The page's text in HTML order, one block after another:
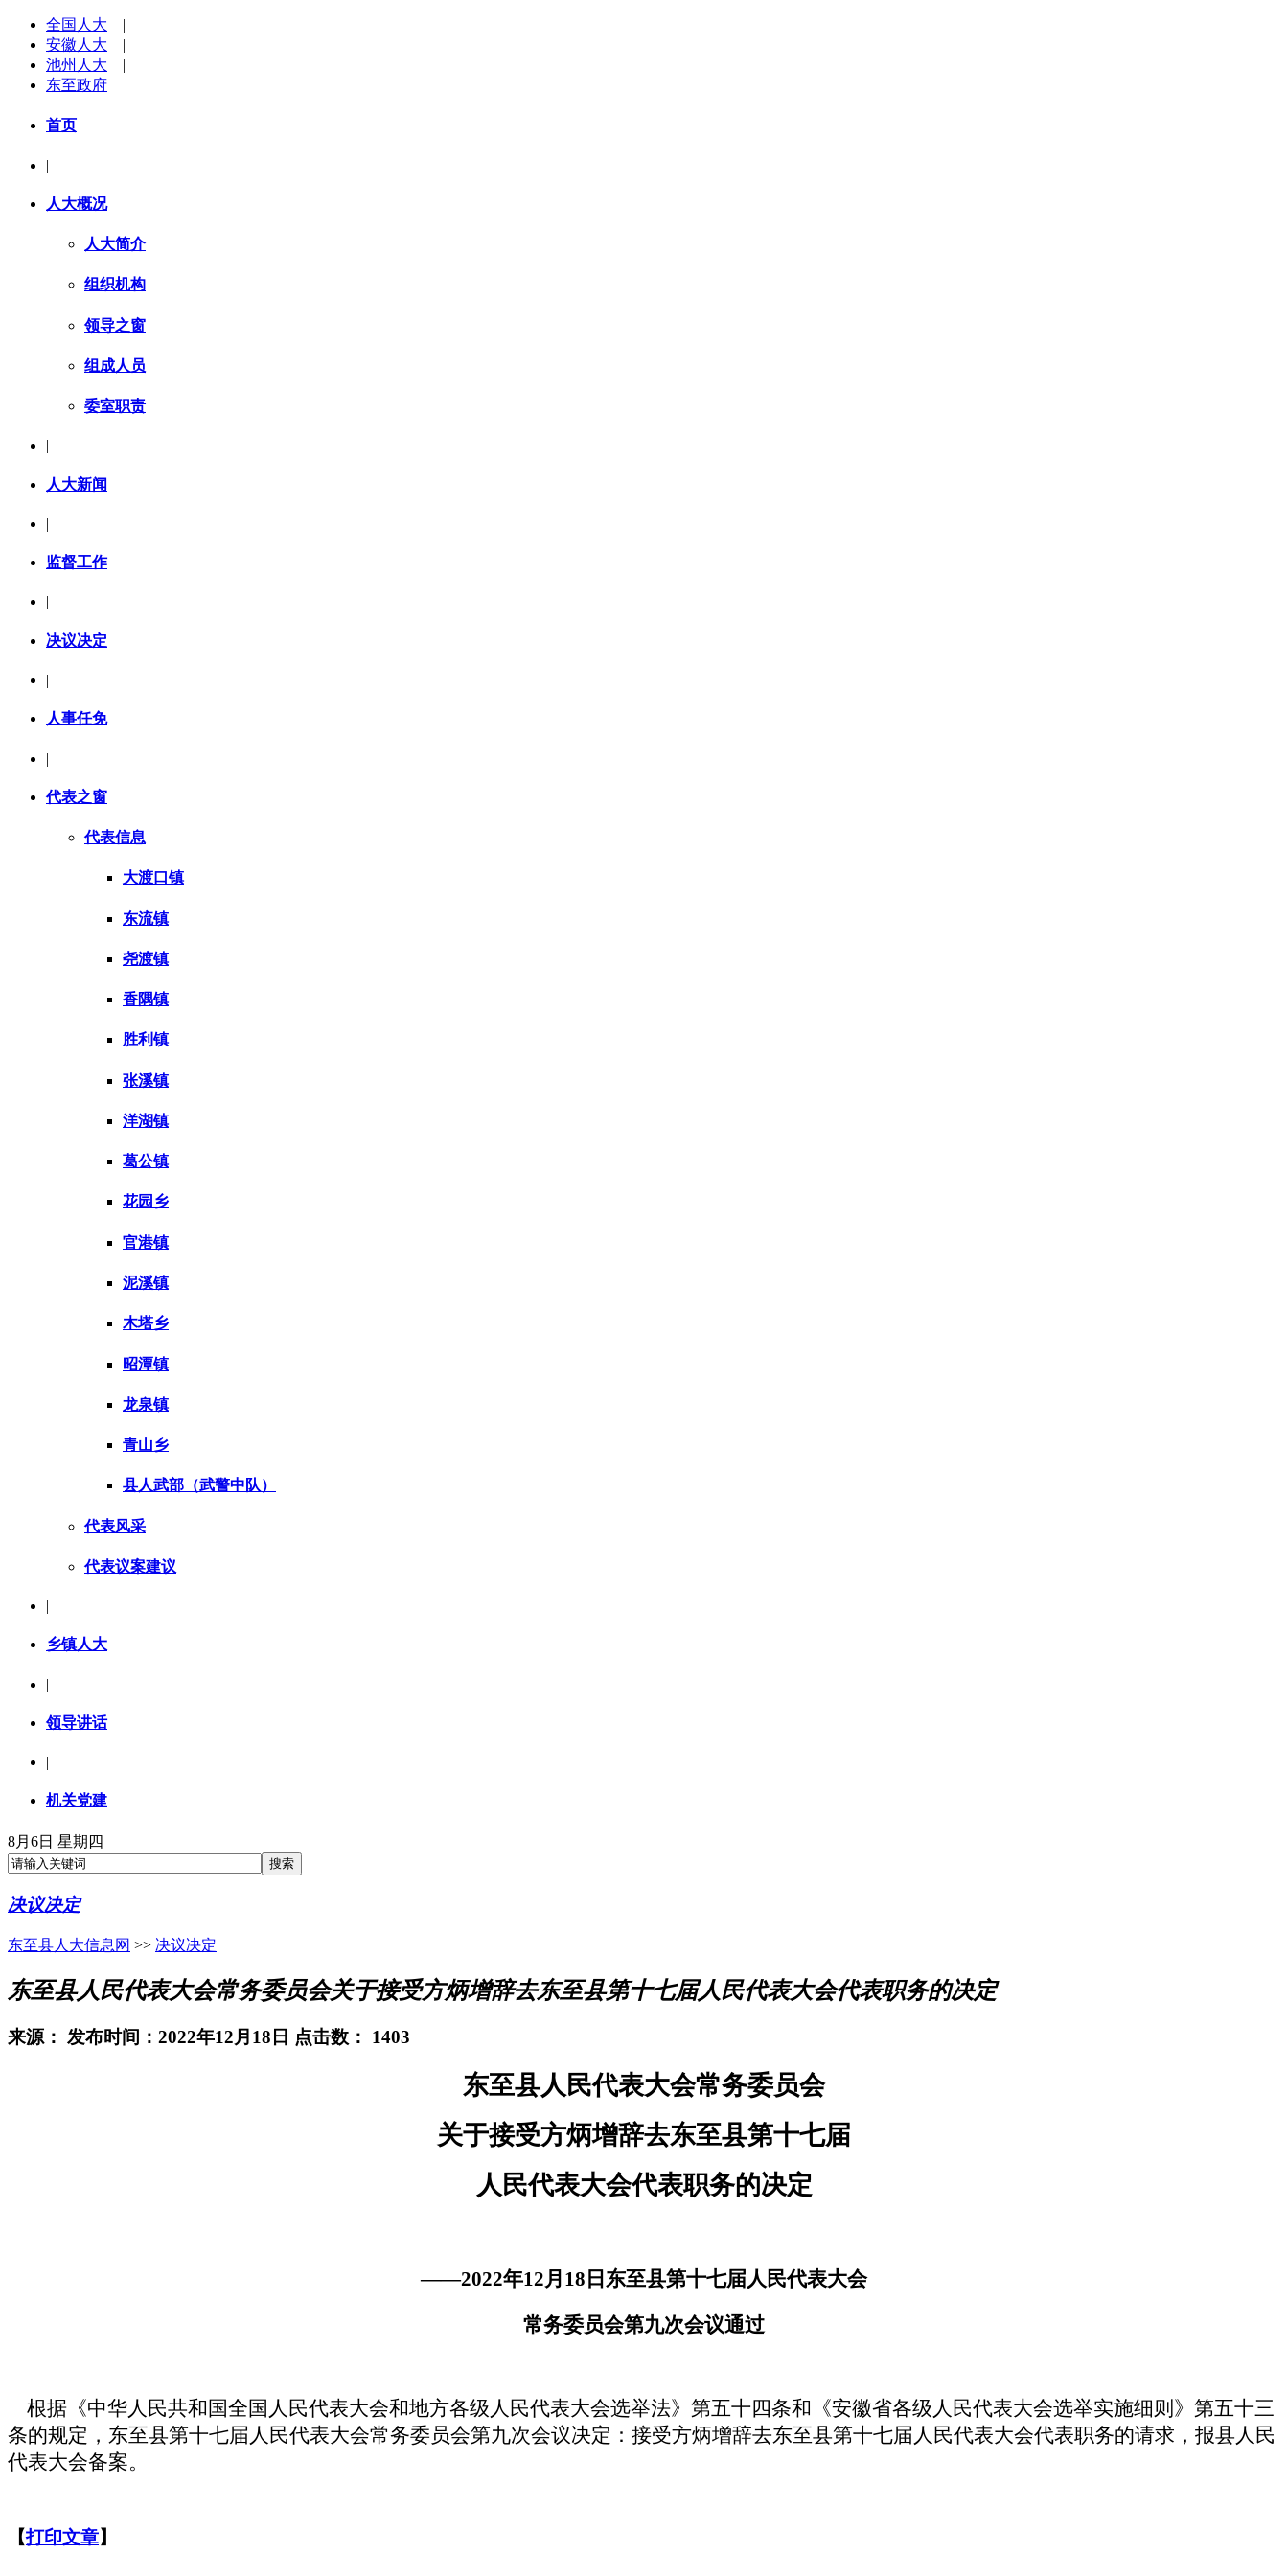
全国人大 |
安徽人大 |
池州人大 |
东至政府
首页
|
人大概况
人大简介
组织机构
领导之窗
组成人员
委室职责
|
人大新闻
|
监督工作
决议决定
|
人事任免
|
代表之窗
代表信息
大渡口镇
东流镇
尧渡镇
香隅镇
胜利镇
张溪镇
洋湖镇
葛公镇
花园乡
官港镇
泥溪镇
木塔乡
昭潭镇
龙泉镇
青山乡
县人武部（武警中队）
代表风采
代表议案建议
|
乡镇人大
|
领导讲话
|
机关党建
8月6日 星期四
决议决定
东至县人大信息网 >> 决议决定
东至县人民代表大会常务委员会关于接受方炳增辞去东至县第十七届人民代表大会代表职务的决定
来源： 发布时间：2022年12月18日 点击数： 1403
东至县人民代表大会常务委员会
关于接受方炳增辞去东至县第十七届
人民代表大会代表职务的决定
——2022年12 月 18 日东至县第十七届人民代表大会
常务委员会第九次会议通过
根据《中华人民共和国全国人民代表大会和地方各级人民代表大会选举法》第五十四条和《安徽省各级人民代表大会选举实施细则》第五十三
条的规定，东至县第十七届人民代表大会常务委员会第九次会议决定：接受方炳增辞去东至县第十七届人民代表大会代表职务的请求，报县人民
代表大会备案。
【打印文章】